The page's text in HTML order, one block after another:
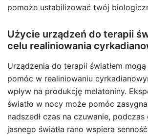
pomoże ustabilizować twój
Użycie urządzeń do terapii
celu realiniowania
Urządzenia do terapii światłem
pomóc w realiniowaniu
wpływ na produkcję melatoniny.
światło w nocy może pomóc
nadszedł czas na czuwanie,
jasnego światła rano wspiera